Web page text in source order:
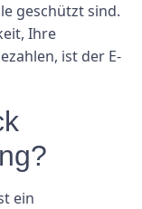
geschützt sind.
Ihre
ist der E-
ein